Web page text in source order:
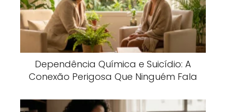
Dependência Química e Suicídio: A
Conexão Perigosa Que Ninguém Fala